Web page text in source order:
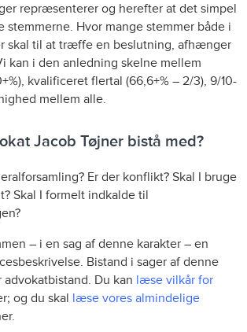
repræsenterer og herefter at det simpel
Hvor mange stemmer både i
skal til at træffe en beslutning, afhænger
kan i den anledning skelne mellem
kvalificeret flertal (66,6+% – 2/3), 9/10-
mellem alle.
Jacob Tøjner bistå med?
Er der konflikt? Skal I bruge
Skal I formelt indkalde til
– i en sag af denne karakter – en
Bistand i sager af denne
Du kan læse vilkår for
og du skal læse vores almindelige